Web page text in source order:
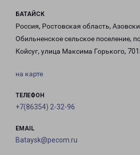
БАТАЙСК
Россия, Ростовская область,
Обильненское сельское поселение,
Койсуг, улица Максима Горького,
на карте
ТЕЛЕФОН
+7(86354) 2-32-96
EMAIL
Bataysk@pecom.ru